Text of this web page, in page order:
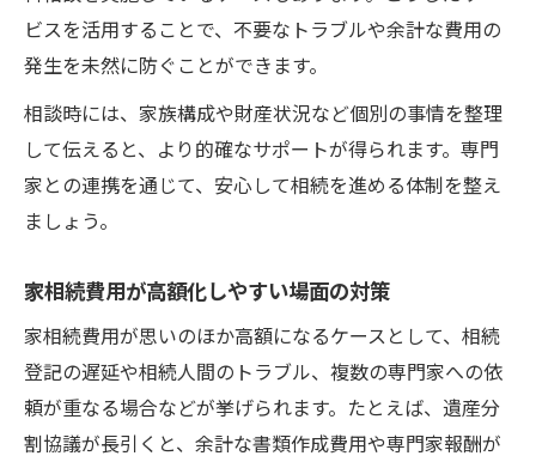
ビスを活用することで、不要なトラブルや余計な費用の
発生を未然に防ぐことができます。
相談時には、家族構成や財産状況など個別の事情を整理
して伝えると、より的確なサポートが得られます。専門
家との連携を通じて、安心して相続を進める体制を整え
ましょう。
家相続費用が高額化しやすい場面の対策
家相続費用が思いのほか高額になるケースとして、相続
登記の遅延や相続人間のトラブル、複数の専門家への依
頼が重なる場合などが挙げられます。たとえば、遺産分
割協議が長引くと、余計な書類作成費用や専門家報酬が